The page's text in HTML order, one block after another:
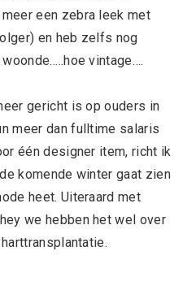
een zebra leek met
en heb zelfs nog
vintage….
gericht is op ouders in
meer dan fulltime salaris
één designer item, richt ik
komende winter gaat zien
heet. Uiteraard met
we hebben het wel over